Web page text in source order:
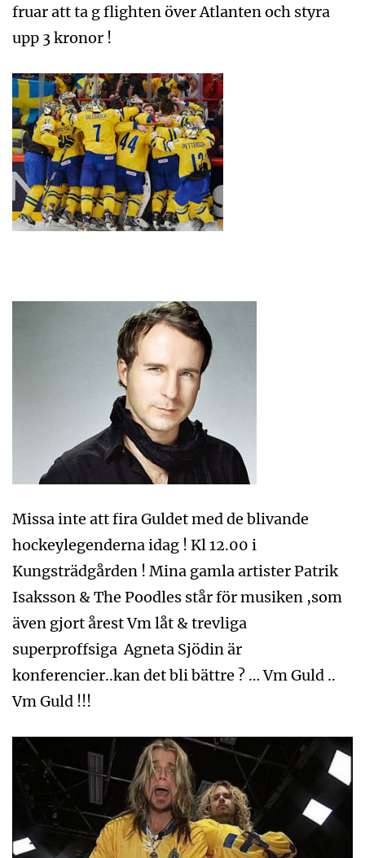
fruar att ta g flighten över Atlanten och styra
upp 3 kronor !
Missa inte att fira Guldet med de blivande
hockeylegenderna idag ! Kl 12.00 i
Kungsträdgården ! Mina gamla artister Patrik
Isaksson & The Poodles står för musiken ,som
även gjort årest Vm låt & trevliga
superproffsiga Agneta Sjödin är
konferencier..kan det bli bättre ? … Vm Guld ..
Vm Guld !!!